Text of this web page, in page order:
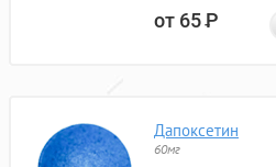
от 65Р
Дапоксетин
60мг